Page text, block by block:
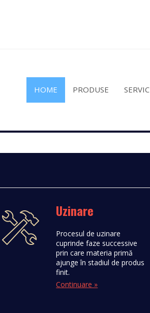
HOME PRODUSE
Uzinare
Procesul de uzinare
cuprinde faze successive
prin care materia primă
ajunge în stadiul de produs
finit.
Continuare »